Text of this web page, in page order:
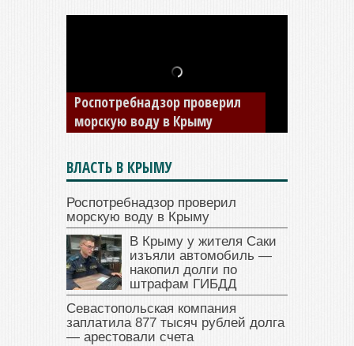
Роспотребнадзор проверил
морскую воду в Крыму
В Крыму у жителя Саки
изъяли автомобиль —
накопил долги по штрафам
ГИБДД
ВЛАСТЬ В КРЫМУ
Роспотребнадзор проверил
морскую воду в Крыму
В Крыму у жителя Саки
изъяли автомобиль —
накопил долги по
штрафам ГИБДД
Севастопольская компания
заплатила 877 тысяч рублей долга
— арестовали счета